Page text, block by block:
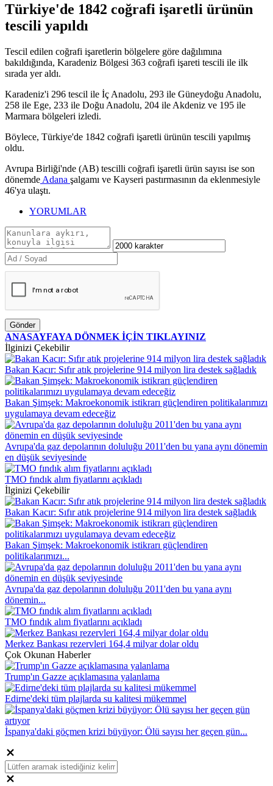
Türkiye'de 1842 coğrafi işaretli ürünün
tescili yapıldı
Tescil edilen coğrafi işaretlerin bölgelere göre dağılımına
bakıldığında, Karadeniz Bölgesi 363 coğrafi işareti tescili ile ilk
sırada yer aldı.
Karadeniz'i 296 tescil ile İç Anadolu, 293 ile Güneydoğu Anadolu,
258 ile Ege, 233 ile Doğu Anadolu, 204 ile Akdeniz ve 195 ile
Marmara bölgeleri izledi.
Böylece, Türkiye'de 1842 coğrafi işaretli ürünün tescili yapılmış
oldu.
Avrupa Birliği'nde (AB) tescilli coğrafi işaretli ürün sayısı ise son
dönemde Adana şalgamı ve Kayseri pastırmasının da eklenmesiyle
46'ya ulaştı.
YORUMLAR
Gönder
ANASAYFAYA DÖNMEK İÇİN TIKLAYINIZ
İlginizi Çekebilir
Bakan Kacır: Sıfır atık projelerine 914 milyon lira destek sağladık
Bakan Şimşek: Makroekonomik istikrarı güçlendiren politikalarımızı
uygulamaya devam edeceğiz
Avrupa'da gaz depolarının doluluğu 2011'den bu yana aynı dönemin
en düşük seviyesinde
TMO fındık alım fiyatlarını açıkladı
İlginizi Çekebilir
Bakan Kacır: Sıfır atık projelerine 914 milyon lira destek sağladık
Bakan Şimşek: Makroekonomik istikrarı güçlendiren
politikalarımızı...
Avrupa'da gaz depolarının doluluğu 2011'den bu yana aynı
dönemin...
TMO fındık alım fiyatlarını açıkladı
Merkez Bankası rezervleri 164,4 milyar dolar oldu
Çok Okunan Haberler
Trump'ın Gazze açıklamasına yalanlama
Edirne'deki tüm plajlarda su kalitesi mükemmel
İspanya'daki göçmen krizi büyüyor: Ölü sayısı her geçen gün...